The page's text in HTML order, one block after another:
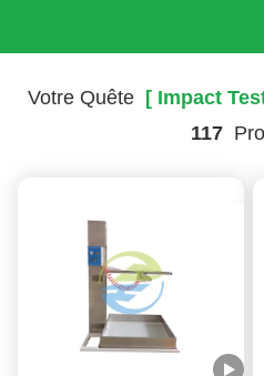
Votre Quête [ Impact
117